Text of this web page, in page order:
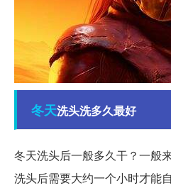
冬天洗头洗多久最好
冬天洗头后一般多久干？一般
洗头后需要大约一个小时才能